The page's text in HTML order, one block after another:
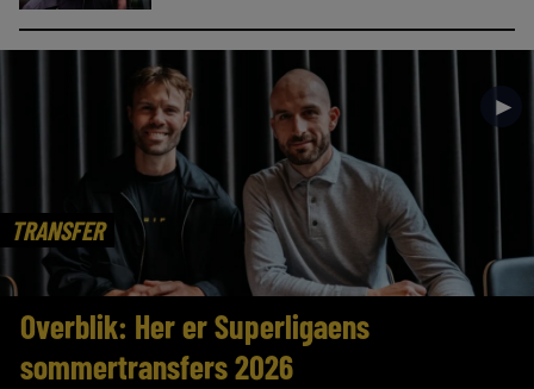
TRANSFER
►
Overblik: Her er Superligaens
sommertransfers 2026